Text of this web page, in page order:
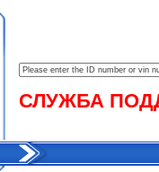
СЛУЖБА